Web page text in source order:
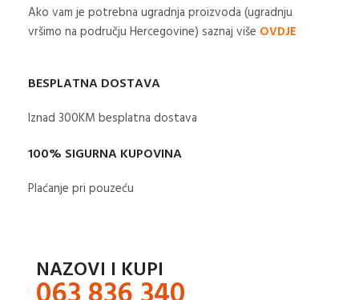
Ako vam je potrebna ugradnja proizvoda (ugradnju
vršimo na području Hercegovine) saznaj više OVDJE
BESPLATNA DOSTAVA
Iznad 300KM besplatna dostava​
100% SIGURNA KUPOVINA
Plaćanje pri pouzeću
NAZOVI I KUPI